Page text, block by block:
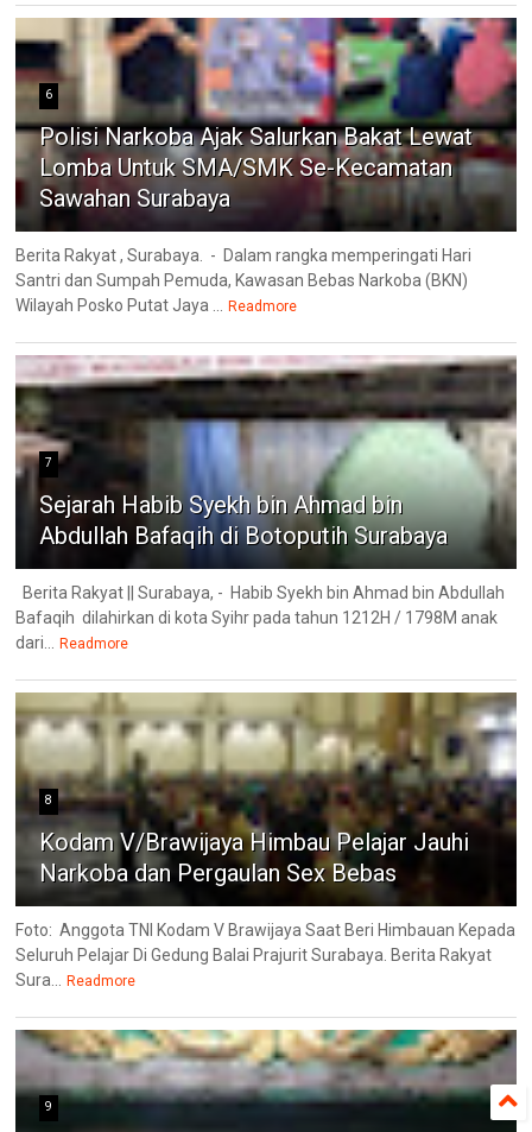
6
Polisi Narkoba Ajak Salurkan Bakat Lewat
Lomba Untuk SMA/SMK Se-Kecamatan
Sawahan Surabaya
Berita Rakyat , Surabaya. - Dalam rangka memperingati Hari
Santri dan Sumpah Pemuda, Kawasan Bebas Narkoba (BKN)
Wilayah Posko Putat Jaya ...
Readmore
7
Sejarah Habib Syekh bin Ahmad bin
Abdullah Bafaqih di Botoputih Surabaya
Berita Rakyat || Surabaya, - Habib Syekh bin Ahmad bin Abdullah
Bafaqih dilahirkan di kota Syihr pada tahun 1212H / 1798M anak
dari...
Readmore
8
Kodam V/Brawijaya Himbau Pelajar Jauhi
Narkoba dan Pergaulan Sex Bebas
Foto: Anggota TNI Kodam V Brawijaya Saat Beri Himbauan Kepada
Seluruh Pelajar Di Gedung Balai Prajurit Surabaya. Berita Rakyat
Sura...
Readmore
9